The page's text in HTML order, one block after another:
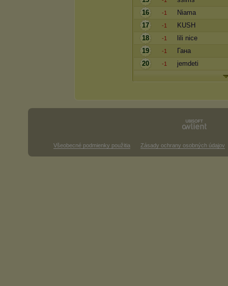
16
-1
Niama
17
-1
KUSH
18
-1
lili nice
19
-1
Гана
20
-1 jemdeti
Všeobecné podmienky použitia Zásady ochrany osobných údajov